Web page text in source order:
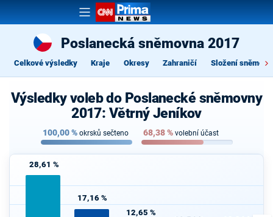
Poslanecká sněmovna 2017
Celkové výsledky Kraje Okresy Zahraničí Složení
Výsledky voleb do Poslanecké sněmovny
2017: Větrný Jeníkov
100,00% okrsků sečteno 68,38% volební účast
28,61 %
17,16 %
12,65 %